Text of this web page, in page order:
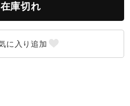
在庫切れ